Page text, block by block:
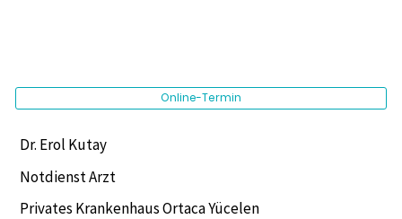
Dr. Erol Kutay
Notdienst Arzt
Privates Krankenhaus Ortaca Yücelen
Online-Termin